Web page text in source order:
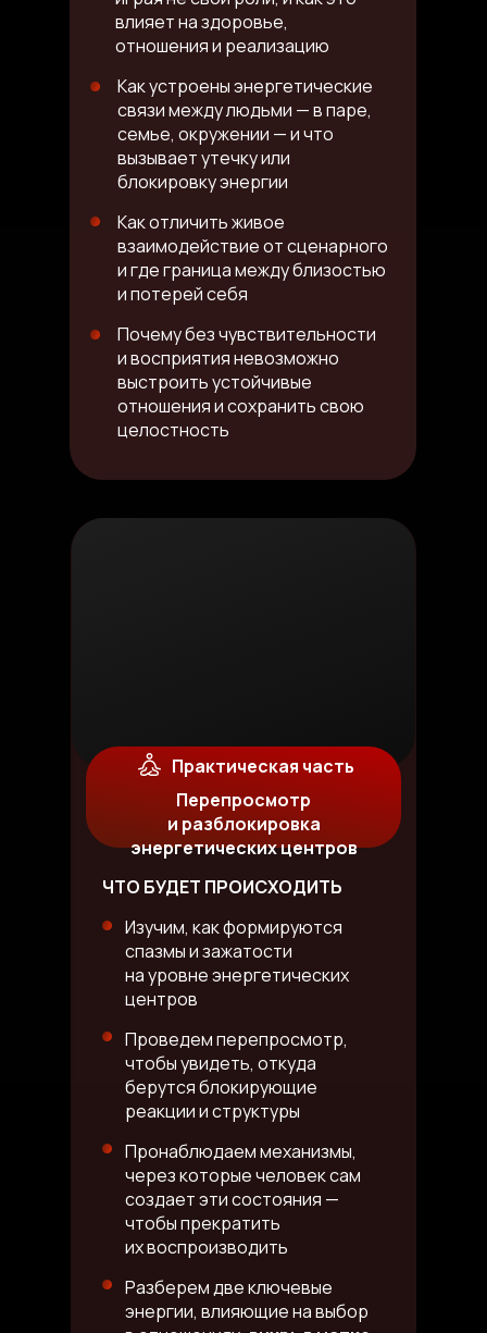
ЧТО БУДЕТ ПРОИСХОДИТЬ
Практическая часть
Проведем перепросмотр,
чтобы увидеть, откуда
берутся блокирующие
реакции и структуры
Пронаблюдаем механизмы,
через которые человек сам
создает эти состояния —
чтобы прекратить
их воспроизводить
Разберем две ключевые
энергии, влияющие на выбор
Изучим, как формируются
спазмы и зажатости
на уровне энергетических
центров
влияет на здоровье,
отношения и реализацию
Как устроены энергетические
связи между людьми — в паре,
семье, окружении — и что
вызывает утечку или
блокировку энергии
Как отличить живое
взаимодействие от сценарного
и где граница между близостью
и потерей себя
Почему без чувствительности
и восприятия невозможно
выстроить устойчивые
отношения и сохранить свою
целостность
Перепросмотр
и разблокировка
энергетических центров